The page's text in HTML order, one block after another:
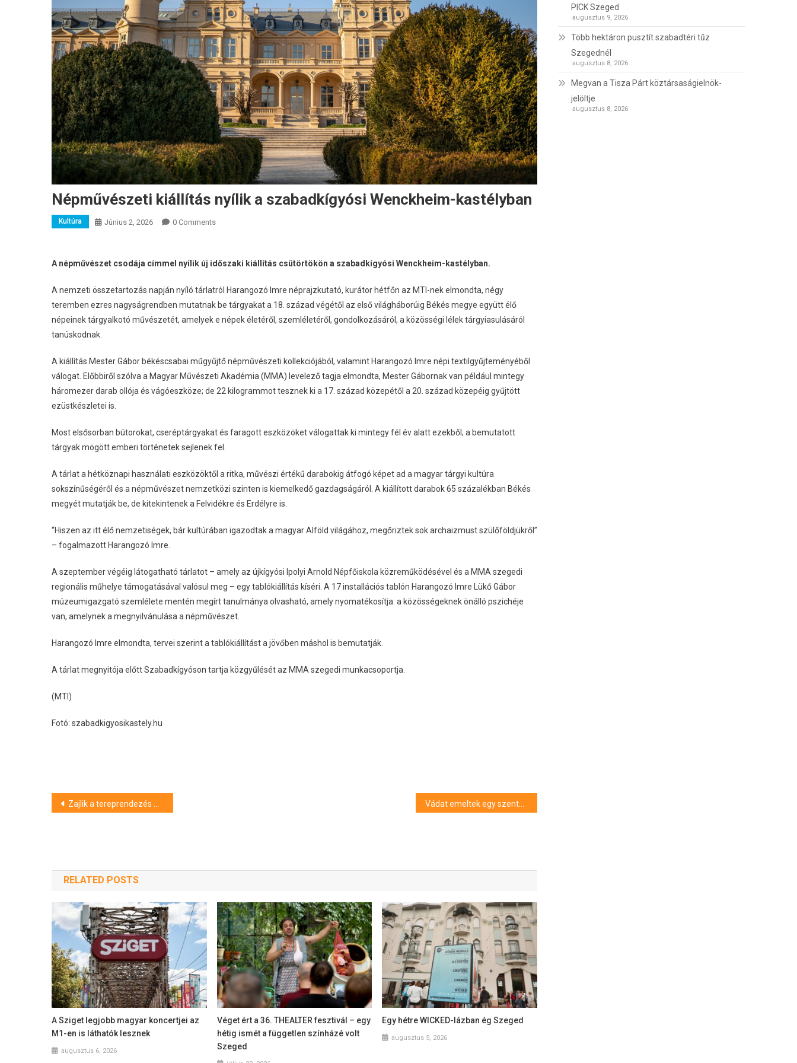
Népművészeti kiállítás nyílik a szabadkígyósi Wenckheim-kastélyban
Kultúra Június 2, 2026 0 Comments
A népművészet csodája címmel nyílik új időszaki kiállítás csütörtökön a szabadkígyósi Wenckheim-kastélyban.
A nemzeti összetartozás napján nyíló tárlatról Harangozó Imre néprajzkutató, kurátor hétfőn az MTI-nek elmondta, négy
teremben ezres nagyságrendben mutatnak be tárgyakat a 18. század végétől az első világháborúig Békés megye együtt élő
népeinek tárgyalkotó művészetét, amelyek e népek életéről, szemléletéről, gondolkozásáról, a közösségi lélek tárgyiasulásáról
tanúskodnak.
A kiállítás Mester Gábor békéscsabai műgyűjtő népművészeti kollekciójából, valamint Harangozó Imre népi textilgyűjteményéből
válogat. Előbbiről szólva a Magyar Művészeti Akadémia (MMA) levelező tagja elmondta, Mester Gábornak van például mintegy
háromezer darab ollója és vágóeszköze; de 22 kilogrammot tesznek ki a 17. század közepétől a 20. század közepéig gyűjtött
ezüstkészletei is.
Most elsősorban bútorokat, cseréptárgyakat és faragott eszközöket válogattak ki mintegy fél év alatt ezekből; a bemutatott
tárgyak mögött emberi történetek sejlenek fel.
A tárlat a hétköznapi használati eszközöktől a ritka, művészi értékű darabokig átfogó képet ad a magyar tárgyi kultúra
sokszínűségéről és a népművészet nemzetközi szinten is kiemelkedő gazdagságáról. A kiállított darabok 65 százalékban Békés
megyét mutatják be, de kitekintenek a Felvidékre és Erdélyre is.
“Hiszen az itt élő nemzetiségek, bár kultúrában igazodtak a magyar Alföld világához, megőriztek sok archaizmust szülőföldjükről”
– fogalmazott Harangozó Imre.
A szeptember végéig látogatható tárlatot – amely az újkígyósi Ipolyi Arnold Népfőiskola közreműködésével és a MMA szegedi
regionális műhelye támogatásával valósul meg – egy tablókiállítás kíséri. A 17 installációs tablón Harangozó Imre Lükő Gábor
múzeumigazgató szemlélete mentén megírt tanulmánya olvasható, amely nyomatékosítja: a közösségeknek önálló pszichéje
van, amelynek a megnyilvánulása a népművészet.
Harangozó Imre elmondta, tervei szerint a tablókiállítást a jövőben máshol is bemutatják.
A tárlat megnyitója előtt Szabadkígyóson tartja közgyűlését az MMA szegedi munkacsoportja.
(MTI)
Fotó: szabadkigyosikastely.hu
Bejegyzés
Zajlik a tereprendezés a szegedi Laposon és a Sárgán – hamarosan indulhat a strandszezon
RELATED POSTS
A Sziget legjobb magyar koncertjei az
M1-en is láthatók lesznek
augusztus 6, 2026
Véget ért a 36. THEALTER fesztivál – egy
hétig ismét a független színházé volt
Szeged
Egy hétre WICKED-lázban ég Szeged
augusztus 5, 2026
PICK Szeged
augusztus 9, 2026
Több hektáron pusztít szabadtéri tűz
Szegednél
augusztus 8, 2026
Megvan a Tisza Párt köztársaságielnök-
jelöltje
augusztus 8, 2026